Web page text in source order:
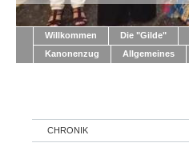
Willkommen Die "Gilde"
Kanonenzug
Allgemeines
CHRONIK